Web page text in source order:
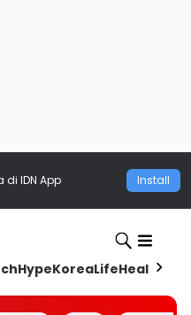
di IDN App Install
HypeKoreaLifeHealth